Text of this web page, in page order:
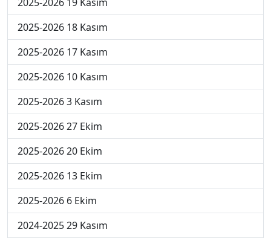
2025-2026 19 Kasım
2025-2026 18 Kasım
2025-2026 17 Kasım
2025-2026 10 Kasım
2025-2026 3 Kasım
2025-2026 27 Ekim
2025-2026 20 Ekim
2025-2026 13 Ekim
2025-2026 6 Ekim
2024-2025 29 Kasım